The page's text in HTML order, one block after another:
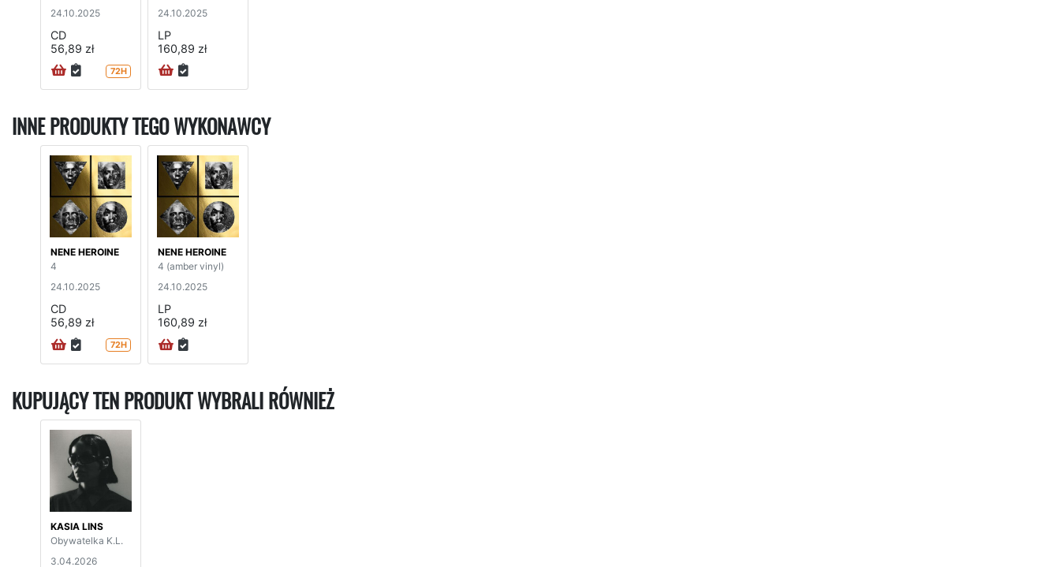
24.10.2025
CD
56,89 zł
72H
24.10.2025
LP
160,89 zł
INNE PRODUKTY TEGO WYKONAWCY
NENE HEROINE
4
24.10.2025
CD
56,89 zł
72H
NENE HEROINE
4 (amber vinyl)
24.10.2025
LP
160,89 zł
KUPUJĄCY TEN PRODUKT WYBRALI RÓWNIEŻ
KASIA LINS
Obywatelka K.L.
3.04.2026